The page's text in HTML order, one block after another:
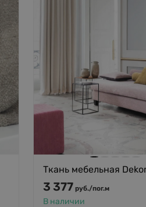
Ткань мебельная
3 377 руб./пог.м
В наличии